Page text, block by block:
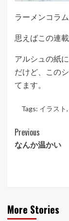
ラーメンコラ
思えばこの連
アルシュの紙
だけど、この
てます。
Tags: イラスト,
Post
Navigation
Previous
なんか温かい
More Stories